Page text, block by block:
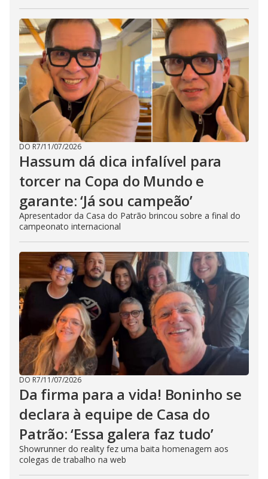
DO R7/11/07/2026
Hassum dá dica infalível para
torcer na Copa do Mundo e
garante: ‘Já sou campeão’
Apresentador da Casa do Patrão brincou sobre a final do
campeonato internacional
DO R7/11/07/2026
Da firma para a vida! Boninho se
declara à equipe de Casa do
Patrão: ‘Essa galera faz tudo’
Showrunner do reality fez uma baita homenagem aos
colegas de trabalho na web